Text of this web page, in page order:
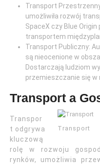
Transport
umożliwiła rozwój
SpaceX czy Blue
transportem
Transport Publiczny:
są nieocenione w
Dostarczają ludziom
przemieszczanie się w
Transport a
Transport
Transpor
t odgrywa
kluczową
rolę w rozwoju
rynków, umożliwia